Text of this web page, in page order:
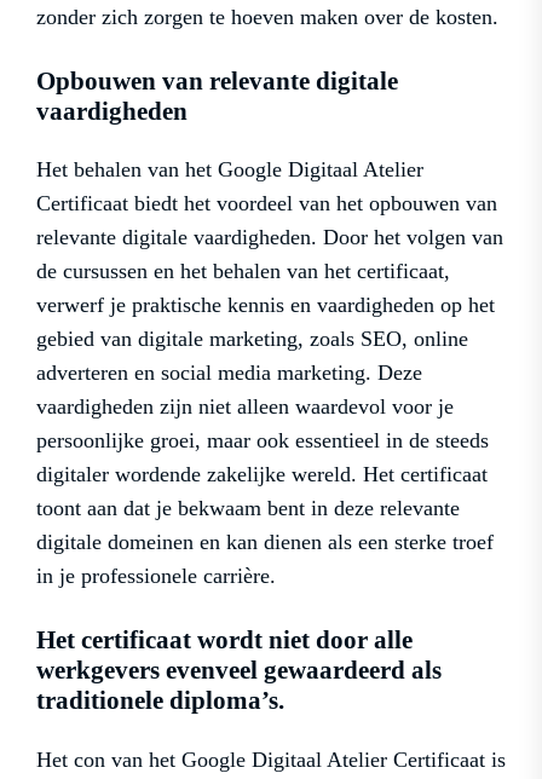
zonder zich zorgen te hoeven maken over de kosten.
Opbouwen van relevante digitale
vaardigheden
Het behalen van het Google Digitaal Atelier
Certificaat biedt het voordeel van het opbouwen van
relevante digitale vaardigheden. Door het volgen van
de cursussen en het behalen van het certificaat,
verwerf je praktische kennis en vaardigheden op het
gebied van digitale marketing, zoals SEO, online
adverteren en social media marketing. Deze
vaardigheden zijn niet alleen waardevol voor je
persoonlijke groei, maar ook essentieel in de steeds
digitaler wordende zakelijke wereld. Het certificaat
toont aan dat je bekwaam bent in deze relevante
digitale domeinen en kan dienen als een sterke troef
in je professionele carrière.
Het certificaat wordt niet door alle
werkgevers evenveel gewaardeerd als
traditionele diploma’s.
Het con van het Google Digitaal Atelier Certificaat is